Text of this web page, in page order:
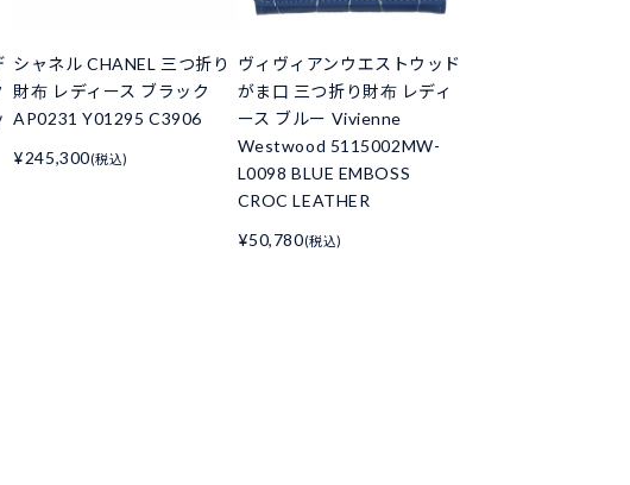
シャネル CHANEL 三つ折り
財布 レディース ブラック
AP0231 Y01295 C3906
¥245,300(税込)
ヴィヴィアンウエストウッド
がま口 三つ折り財布 レディ
ース ブルー Vivienne
Westwood 5115002MW-
L0098 BLUE EMBOSS
CROC LEATHER
¥50,780(税込)